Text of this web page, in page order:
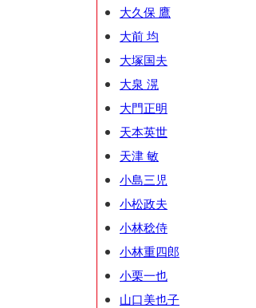
大久保 鷹
大前 均
大塚国夫
大泉 滉
大門正明
天本英世
天津 敏
小島三児
小松政夫
小林稔侍
小林重四郎
小栗一也
山口美也子